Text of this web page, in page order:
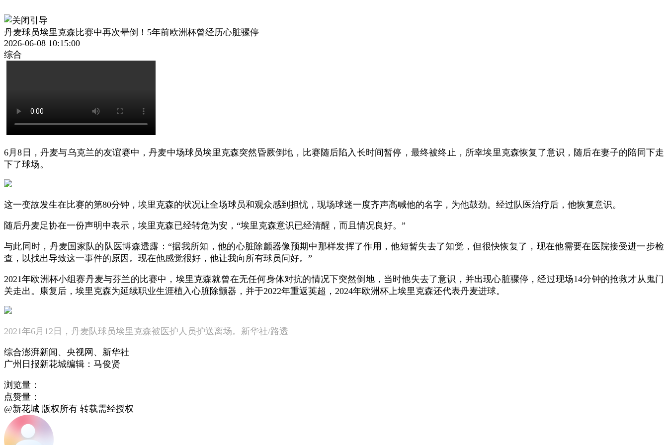
丹麦球员埃里克森比赛中再次晕倒！5年前欧洲杯曾经历心脏骤停
2026-06-08 10:15:00
综合
6月8日，丹麦与乌克兰的友谊赛中，丹麦中场球员埃里克森突然昏厥倒地，比赛随后陷入长时间暂停，最终被终止，所幸埃里克森恢复了意识，随后在妻子的陪同下走
下了球场。
这一变故发生在比赛的第80分钟，埃里克森的状况让全场球员和观众感到担忧，现场球迷一度齐声高喊他的名字，为他鼓劲。经过队医治疗后，他恢复意识。
随后丹麦足协在一份声明中表示，埃里克森已经转危为安，“埃里克森意识已经清醒，而且情况良好。”
与此同时，丹麦国家队的队医博森透露：“据我所知，他的心脏除颤器像预期中那样发挥了作用，他短暂失去了知觉，但很快恢复了，现在他需要在医院接受进一步检
查，以找出导致这一事件的原因。现在他感觉很好，他让我向所有球员问好。”
2021年欧洲杯小组赛丹麦与芬兰的比赛中，埃里克森就曾在无任何身体对抗的情况下突然倒地，当时他失去了意识，并出现心脏骤停，经过现场14分钟的抢救才从鬼门
关走出。康复后，埃里克森为延续职业生涯植入心脏除颤器，并于2022年重返英超，2024年欧洲杯上埃里克森还代表丹麦进球。
2021年6月12日，丹麦队球员埃里克森被医护人员护送离场。新华社/路透
综合澎湃新闻、央视网、新华社
广州日报新花城编辑：马俊贤
浏览量：
点赞量：
@新花城 版权所有 转载需经授权